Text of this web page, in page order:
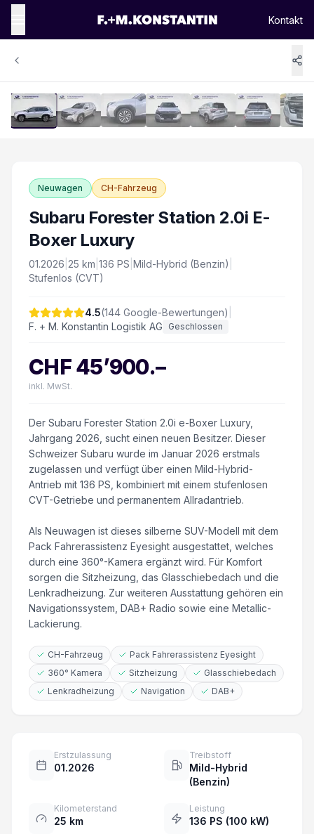
Kontakt
Neuwagen CH-Fahrzeug
Subaru Forester Station 2.0i E-
Boxer Luxury
01.2026 25 km 136 PS Mild-Hybrid (Benzin)
Stufenlos (CVT)
4.5(144 Google-Bewertungen)
F. + M. Konstantin Logistik AG
Geschlossen
CHF45’900.–
inkl. MwSt.
Der Subaru Forester Station 2.0i e-Boxer Luxury,
Jahrgang 2026, sucht einen neuen Besitzer. Dieser
Schweizer Subaru wurde im Januar 2026 erstmals
zugelassen und verfügt über einen Mild-Hybrid-
Antrieb mit 136 PS, kombiniert mit einem stufenlosen
CVT-Getriebe und permanentem Allradantrieb.
Als Neuwagen ist dieses silberne SUV-Modell mit dem
Pack Fahrerassistenz Eyesight ausgestattet, welches
durch eine 360°-Kamera ergänzt wird. Für Komfort
sorgen die Sitzheizung, das Glasschiebedach und die
Lenkradheizung. Zur weiteren Ausstattung gehören ein
Navigationssystem, DAB+ Radio sowie eine Metallic-
Lackierung.
CH-Fahrzeug
Pack Fahrerassistenz Eyesight
360° Kamera
Sitzheizung
Glasschiebedach
Lenkradheizung
Navigation DAB+
Erstzulassung
01.2026
Treibstoff
Mild-Hybrid
(Benzin)
Kilometerstand
25 km
Leistung
136 PS (100 kW)